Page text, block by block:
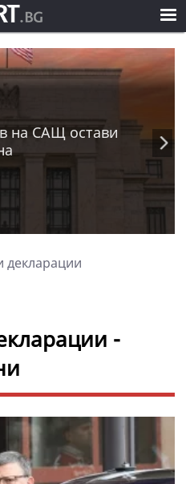
на САЩ остави
декларации
-